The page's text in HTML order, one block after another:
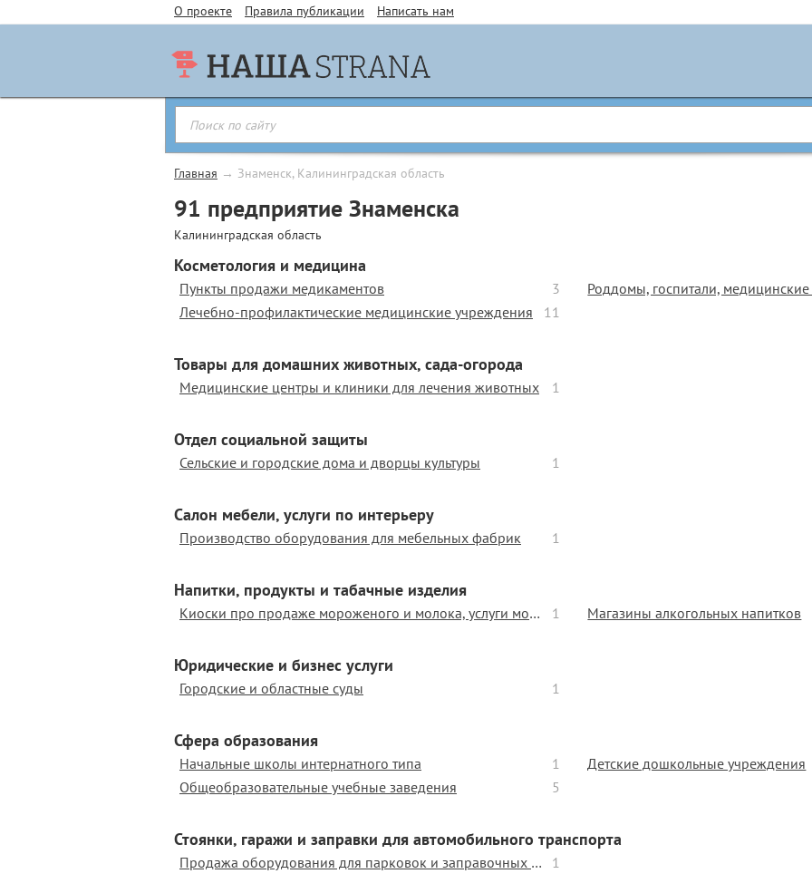
О проекте Правила публикации Написать нам
Главная → Знаменск, Калининградская область
91 предприятие Знаменска
Калининградская область
Косметология и медицина
3
Пункты продажи медикаментов
Роддомы, госпитали,
11
Лечебно-профилактические медицинские учреждения
Товары для домашних животных, сада-огорода
1
Медицинские центры и клиники для лечения животных
Отдел социальной защиты
1
Сельские и городские дома и дворцы культуры
Салон мебели, услуги по интерьеру
1
Производство оборудования для мебельных фабрик
Напитки, продукты и табачные изделия
1
Киоски про продаже мороженого и молока, услуги молочной кухни Магазины алкогольных напитков
Юридические и бизнес услуги
1
Городские и областные суды
Сфера образования
1
Начальные школы интернатного типа
Детские дошкольные учреждения
5
Общеобразовательные учебные заведения
Стоянки, гаражи и заправки для автомобильного транспорта
1
Продажа оборудования для парковок и заправочных станций